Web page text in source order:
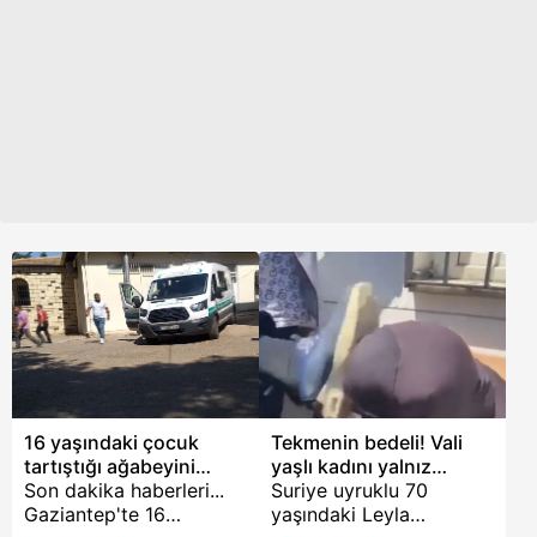
16 yaşındaki çocuk
tartıştığı ağabeyini
pompalıyla vurdu
Son dakika haberleri...
Gaziantep'te 16
Tekmenin bedeli! Vali
yaşlı kadını yalnız
bırakmadı
Suriye uyruklu 70
yaşındaki Leyla